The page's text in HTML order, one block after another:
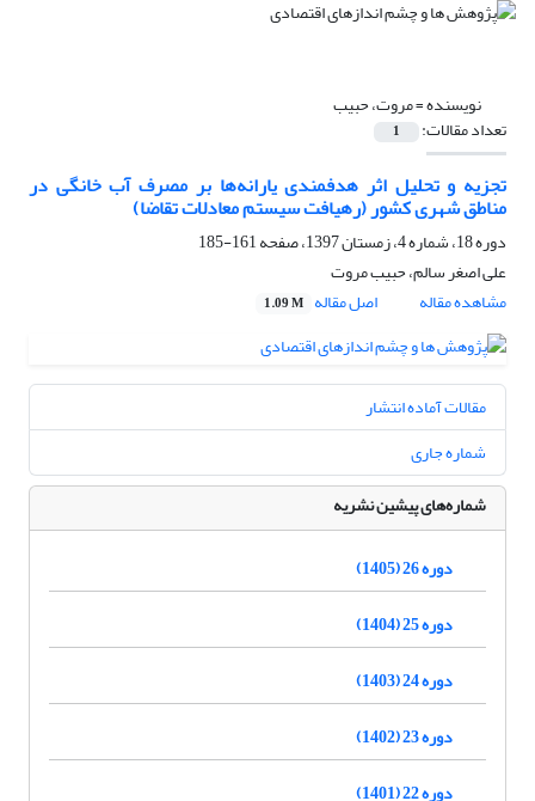
نویسنده =مروت، حبیب
تعداد مقالات: 1
تجزیه و تحلیل اثر هدفمندی یارانه‌ها بر مصرف آب خانگی در
مناطق شهری کشور (رهیافت سیستم معادلات تقاضا)
دوره 18، شماره 4، زمستان 1397، صفحه
161-185
علی اصغر سالم، حبیب مروت
مشاهده مقاله
اصل مقاله 1.09 M
مقالات آماده انتشار
شماره جاری
شماره‌های پیشین نشریه
دوره 26 (1405)
دوره 25 (1404)
دوره 24 (1403)
دوره 23 (1402)
دوره 22 (1401)